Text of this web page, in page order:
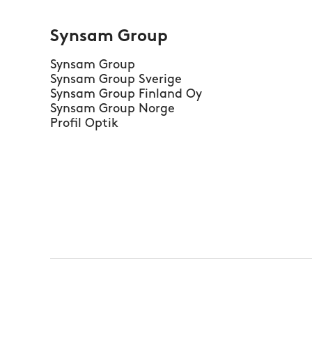
Synsam Group
Synsam Group
Synsam Group Sverige
Synsam Group Finland Oy
Synsam Group Norge
Profil Optik